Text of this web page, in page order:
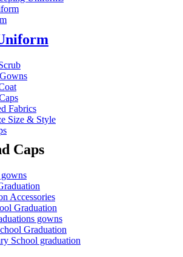
Fabrics
Size & Style
Caps
gowns
Accessories
Graduation
gowns
Graduation
School graduation